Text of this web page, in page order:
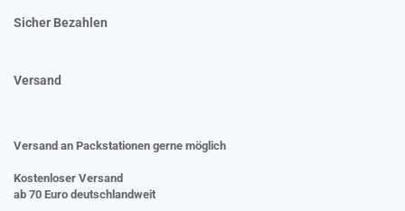
Sicher Bezahlen
Versand
Versand an Packstationen gerne möglich
Kostenloser Versand
ab 70 Euro deutschlandweit